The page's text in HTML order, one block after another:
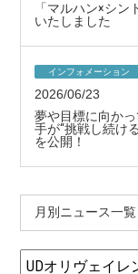
「マルハン×シン
いたしました
インフォメーション
2026/06/23
夢や目標に向か
手が“挑戦し続け
を公開！
月別ニュース一覧